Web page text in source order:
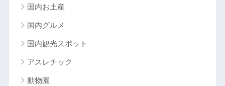
国内お土産
国内グルメ
国内観光スポット
アスレチック
動物園